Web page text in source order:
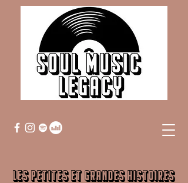
Les petites et grandes histoires